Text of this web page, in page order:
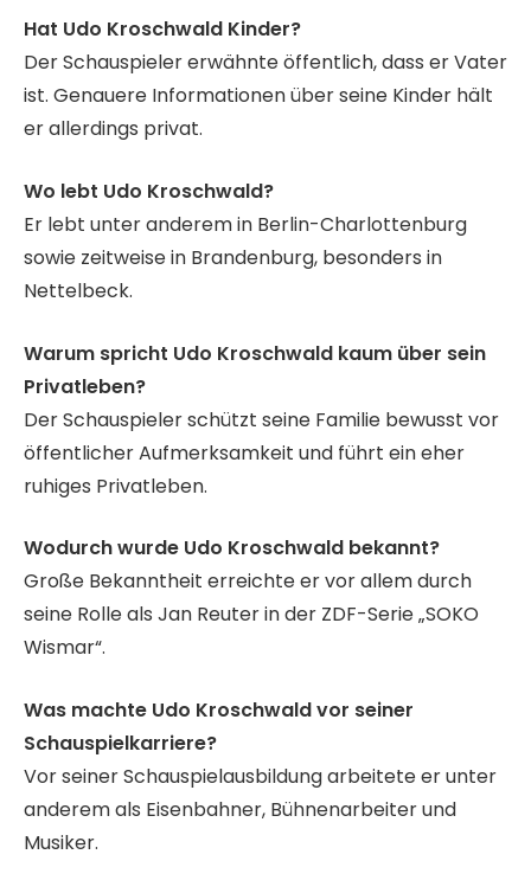
Hat Udo Kroschwald Kinder?
Der Schauspieler erwähnte öffentlich, dass er Vater
ist. Genauere Informationen über seine Kinder hält
er allerdings privat.
Wo lebt Udo Kroschwald?
Er lebt unter anderem in Berlin-Charlottenburg
sowie zeitweise in Brandenburg, besonders in
Nettelbeck.
Warum spricht Udo Kroschwald kaum über sein
Privatleben?
Der Schauspieler schützt seine Familie bewusst vor
öffentlicher Aufmerksamkeit und führt ein eher
ruhiges Privatleben.
Wodurch wurde Udo Kroschwald bekannt?
Große Bekanntheit erreichte er vor allem durch
seine Rolle als Jan Reuter in der ZDF-Serie „SOKO
Wismar“.
Was machte Udo Kroschwald vor seiner
Schauspielkarriere?
Vor seiner Schauspielausbildung arbeitete er unter
anderem als Eisenbahner, Bühnenarbeiter und
Musiker.